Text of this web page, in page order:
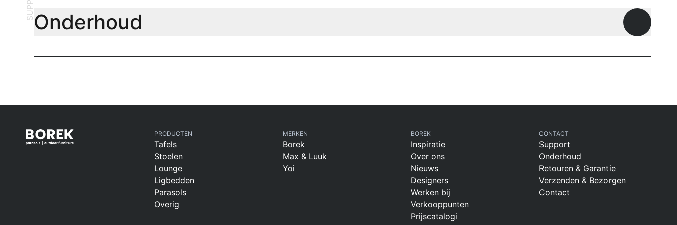
Onderhoud Openen
PRODUCTEN
Tafels
Stoelen
Lounge
Ligbedden
Parasols
Overig
MERKEN
Borek
Max & Luuk
Yoi
BOREK
Inspiratie
Over ons
Nieuws
Designers
Werken bij
Verkooppunten
Prijscatalogi
CONTACT
Support
Onderhoud
Retouren & Garantie
Verzenden & Bezorgen
Contact